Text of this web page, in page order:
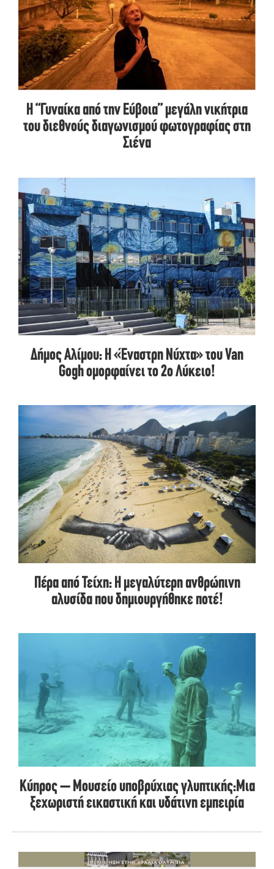
Η “Γυναίκα από την Εύβοια” μεγάλη νικήτρια
του διεθνούς διαγωνισμού φωτογραφίας στη
Σιένα
Δήμος Αλίμου: H «Έναστρη Νύχτα» του Van
Gogh ομορφαίνει το 2ο Λύκειο!
Πέρα από Τείχη: Η μεγαλύτερη ανθρώπινη
αλυσίδα που δημιουργήθηκε ποτέ!
Κύπρος – Μουσείο υποβρύχιας γλυπτικής:Μια
ξεχωριστή εικαστική και υδάτινη εμπειρία